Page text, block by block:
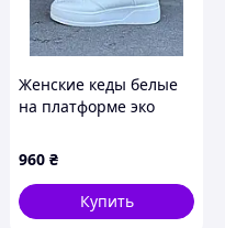
Женские кеды белые
на платформе эко
960 ₴
Купить